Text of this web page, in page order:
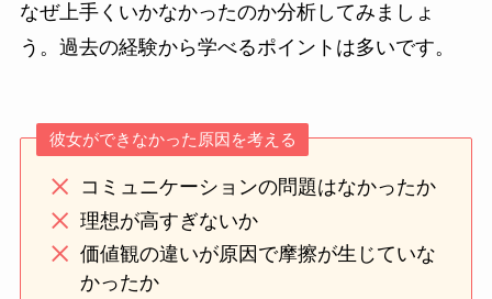
なぜ上手くいかなかったのか分析してみましょ
う。過去の経験から学べるポイントは多いです。
彼女ができなかった原因を考える
コミュニケーションの問題はなかったか
理想が高すぎないか
価値観の違いが原因で摩擦が生じていな
かったか